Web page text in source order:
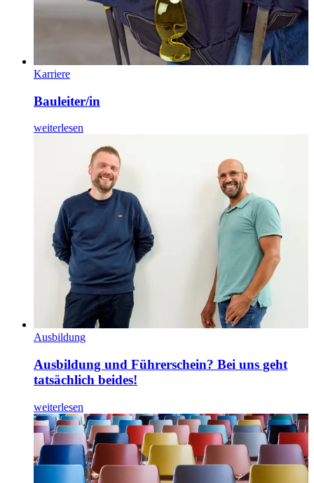
Karriere
Bauleiter/in
weiterlesen
Ausbildung
Ausbildung und Führerschein? Bei uns geht
tatsächlich beides!
weiterlesen